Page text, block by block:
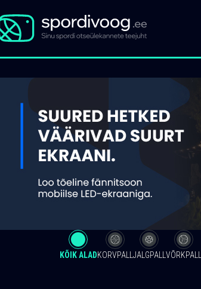
KÕIK ALADKORVPALL JALGPALL VÕRKPALL